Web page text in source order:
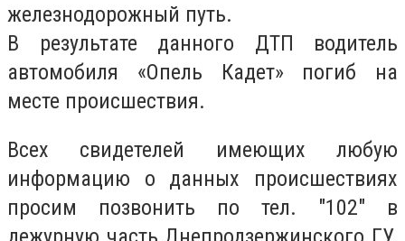
железнодорожный путь.
В результате данного ДТП водитель
автомобиля «Опель Кадет» погиб на
месте происшествия.
Всех свидетелей имеющих любую
информацию о данных происшествиях
просим позвонить по тел. "102" в